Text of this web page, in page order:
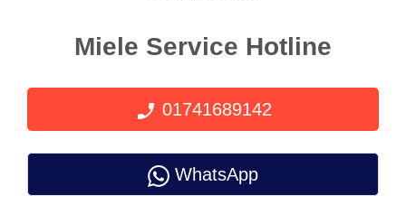
Miele Service Hotline
01741689142
WhatsApp